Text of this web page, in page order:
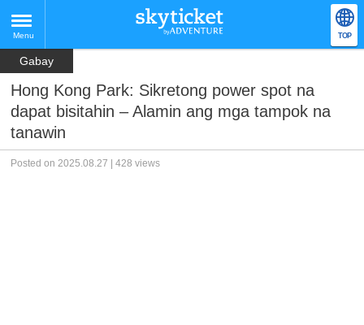
Menu TOP
Gabay
Hong Kong Park: Sikretong power spot na
dapat bisitahin – Alamin ang mga tampok na
tanawin
Posted on 2025.08.27 | 428 views